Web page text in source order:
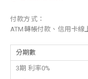
付款方式：
ATM轉帳付款、信用卡線
分期數
3期 利率0%